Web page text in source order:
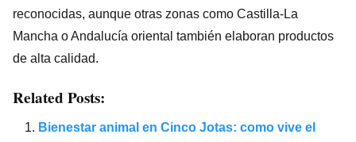
reconocidas, aunque otras zonas como Castilla-La
Mancha o Andalucía oriental también elaboran productos
de alta calidad.
Related Posts:
Bienestar animal en Cinco Jotas: como vive el